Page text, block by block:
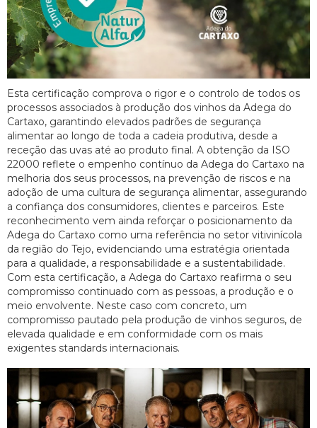
Esta certificação comprova o rigor e o controlo de todos os
processos associados à produção dos vinhos da Adega do
Cartaxo, garantindo elevados padrões de segurança
alimentar ao longo de toda a cadeia produtiva, desde a
receção das uvas até ao produto final. A obtenção da ISO
22000 reflete o empenho contínuo da Adega do Cartaxo na
melhoria dos seus processos, na prevenção de riscos e na
adoção de uma cultura de segurança alimentar, assegurando
a confiança dos consumidores, clientes e parceiros. Este
reconhecimento vem ainda reforçar o posicionamento da
Adega do Cartaxo como uma referência no setor vitivinícola
da região do Tejo, evidenciando uma estratégia orientada
para a qualidade, a responsabilidade e a sustentabilidade.
Com esta certificação, a Adega do Cartaxo reafirma o seu
compromisso continuado com as pessoas, a produção e o
meio envolvente. Neste caso com concreto, um
compromisso pautado pela produção de vinhos seguros, de
elevada qualidade e em conformidade com os mais
exigentes standards internacionais.